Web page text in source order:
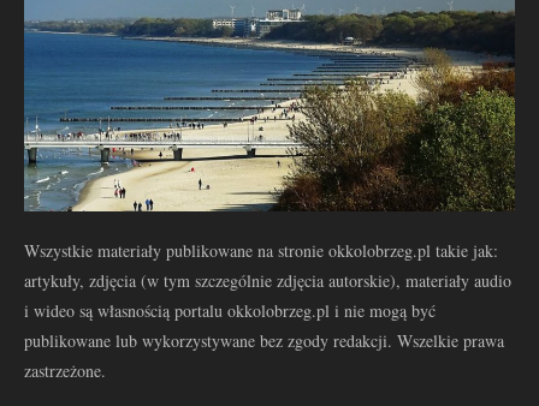
Wszystkie materiały publikowane na stronie okkolobrzeg.pl takie jak:
artykuły, zdjęcia (w tym szczególnie zdjęcia autorskie), materiały audio
i wideo są własnością portalu okkolobrzeg.pl i nie mogą być
publikowane lub wykorzystywane bez zgody redakcji. Wszelkie prawa
zastrzeżone.